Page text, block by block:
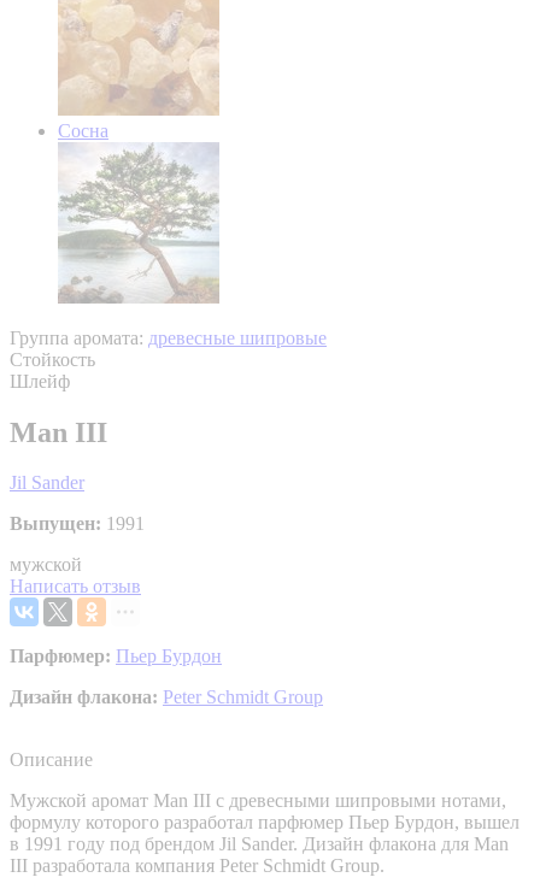
Сосна
Группа аромата: древесные шипровые
Стойкость
Шлейф
Man III
Jil Sander
Выпущен: 1991
мужской
Написать отзыв
Парфюмер: Пьер Бурдон
Дизайн флакона: Peter Schmidt Group
Описание
Мужской аромат Man III с древесными шипровыми нотами,
формулу которого разработал парфюмер Пьер Бурдон, вышел
в 1991 году под брендом Jil Sander. Дизайн флакона для Man
III разработала компания Peter Schmidt Group.